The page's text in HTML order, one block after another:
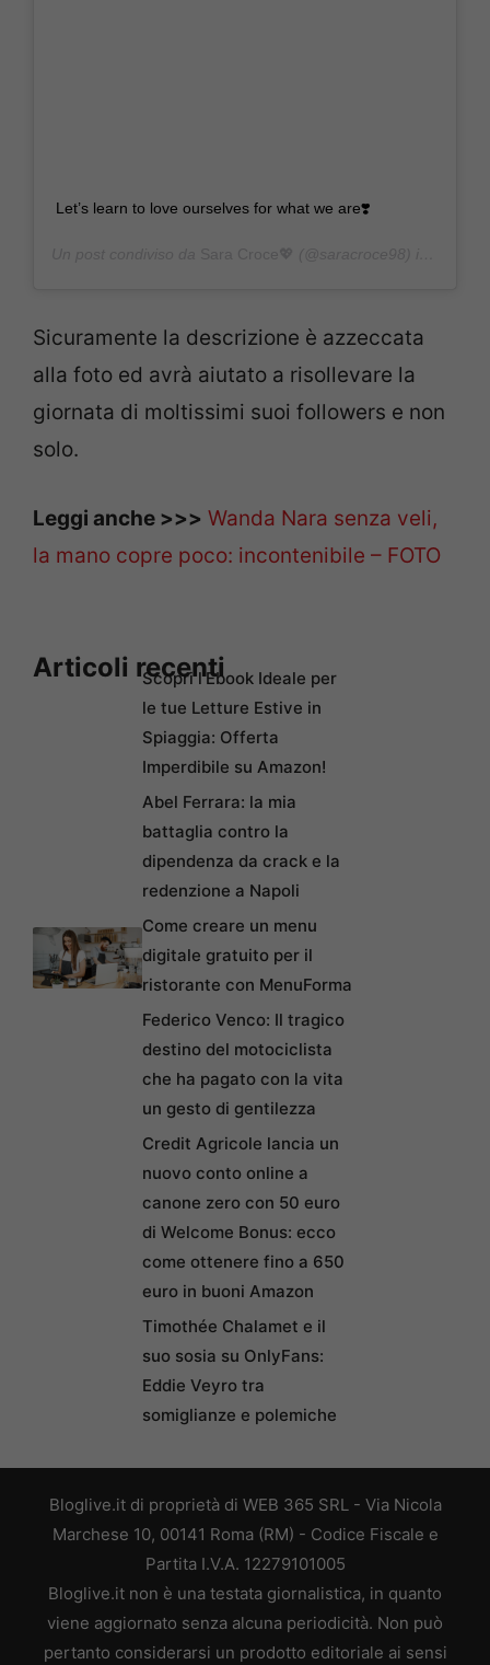
Let’s learn to love ourselves for what we are❣️
Sicuramente la descrizione è azzeccata
alla foto ed avrà aiutato a risollevare la
giornata di moltissimi suoi followers e non
solo.
Leggi anche >>> Wanda Nara senza veli,
la mano copre poco: incontenibile – FOTO
Articoli recentiScopri l’Ebook Ideale per
le tue Letture Estive in
Spiaggia: Offerta
Imperdibile su Amazon!
Abel Ferrara: la mia
battaglia contro la
dipendenza da crack e la
redenzione a Napoli
Come creare un menu
digitale gratuito per il
ristorante con MenuForma
Federico Venco: Il tragico
destino del motociclista
che ha pagato con la vita
un gesto di gentilezza
Credit Agricole lancia un
nuovo conto online a
canone zero con 50 euro
di Welcome Bonus: ecco
come ottenere fino a 650
euro in buoni Amazon
Timothée Chalamet e il
suo sosia su OnlyFans:
Eddie Veyro tra
somiglianze e polemiche
Bloglive.it di proprietà di WEB 365 SRL - Via Nicola
Marchese 10, 00141 Roma (RM) - Codice Fiscale e
Partita I.V.A. 12279101005
Bloglive.it non è una testata giornalistica, in quanto
viene aggiornato senza alcuna periodicità. Non può
pertanto considerarsi un prodotto editoriale ai sensi